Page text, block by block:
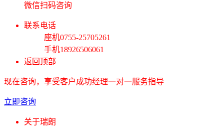
微信扫码咨询
联系电话
座机0755-25705261
手机18926506061
返回顶部
现在咨询，享受客户成功经理一对一服务指导
立即咨询
关于瑞朗